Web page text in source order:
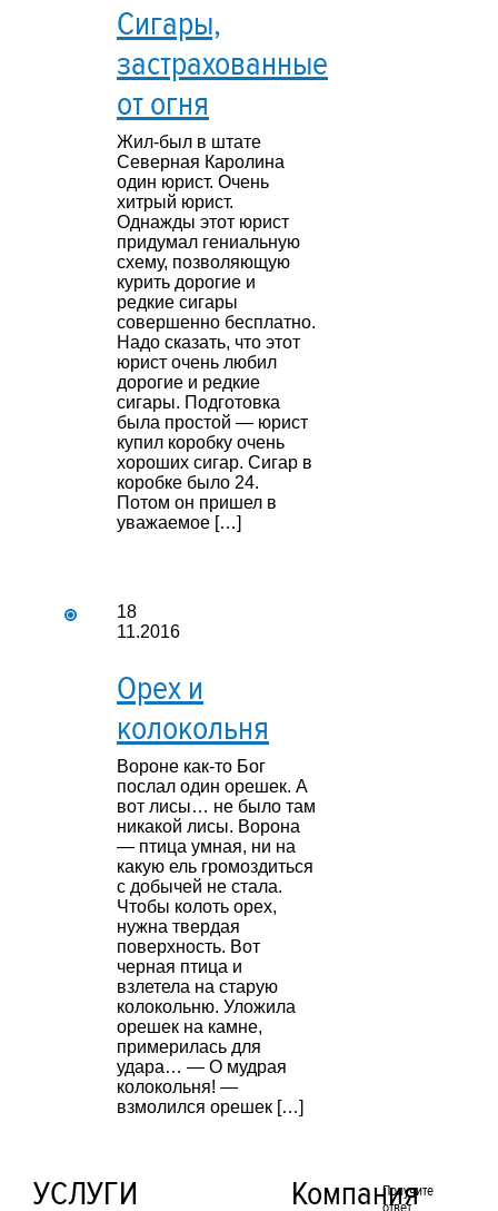
Сигары,
застрахованные
от огня
Жил-был в штате
Северная Каролина
один юрист. Очень
хитрый юрист.
Однажды этот юрист
придумал гениальную
схему, позволяющую
курить дорогие и
редкие сигары
совершенно бесплатно.
Надо сказать, что этот
юрист очень любил
дорогие и редкие
сигары. Подготовка
была простой — юрист
купил коробку очень
хороших сигар. Сигар в
коробке было 24.
Потом он пришел в
уважаемое […]
18
11.2016
Орех и
колокольня
Вороне как-то Бог
послал один орешек. А
вот лисы… не было там
никакой лисы. Ворона
— птица умная, ни на
какую ель громоздиться
с добычей не стала.
Чтобы колоть орех,
нужна твердая
поверхность. Вот
черная птица и
взлетела на старую
колокольню. Уложила
орешек на камне,
примерилась для
удара… — О мудрая
колокольня! —
взмолился орешек […]
УСЛУГИ Компания
Получите